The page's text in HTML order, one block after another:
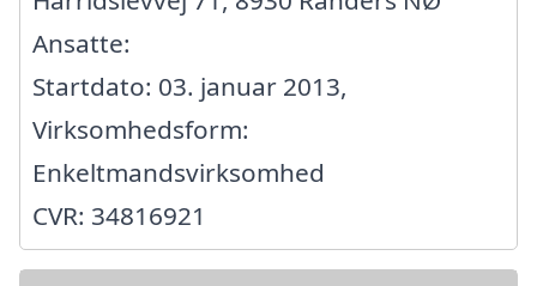
Ansatte:
Startdato: 03. januar 2013,
Virksomhedsform:
Enkeltmandsvirksomhed
CVR: 34816921